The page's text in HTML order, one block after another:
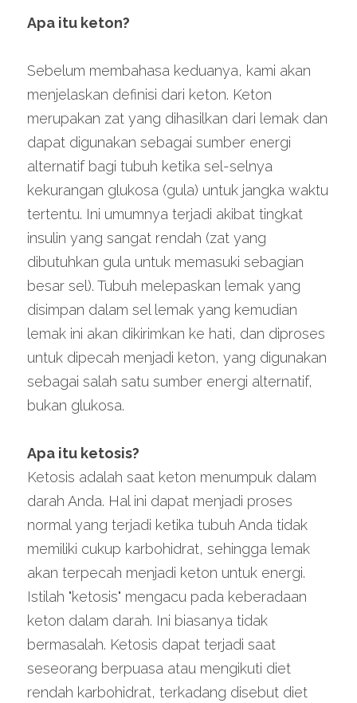
Apa itu keton?
Sebelum membahasa keduanya, kami akan
menjelaskan definisi dari keton. Keton
merupakan zat yang dihasilkan dari lemak dan
dapat digunakan sebagai sumber energi
alternatif bagi tubuh ketika sel-selnya
kekurangan glukosa (gula) untuk jangka waktu
tertentu. Ini umumnya terjadi akibat tingkat
insulin yang sangat rendah (zat yang
dibutuhkan gula untuk memasuki sebagian
besar sel). Tubuh melepaskan lemak yang
disimpan dalam sel lemak yang kemudian
lemak ini akan dikirimkan ke hati, dan diproses
untuk dipecah menjadi keton, yang digunakan
sebagai salah satu sumber energi alternatif,
bukan glukosa.
Apa itu ketosis?
Ketosis adalah saat keton menumpuk dalam
darah Anda. Hal ini dapat menjadi proses
normal yang terjadi ketika tubuh Anda tidak
memiliki cukup karbohidrat, sehingga lemak
akan terpecah menjadi keton untuk energi.
Istilah "ketosis" mengacu pada keberadaan
keton dalam darah. Ini biasanya tidak
bermasalah. Ketosis dapat terjadi saat
seseorang berpuasa atau mengikuti diet
rendah karbohidrat, terkadang disebut diet